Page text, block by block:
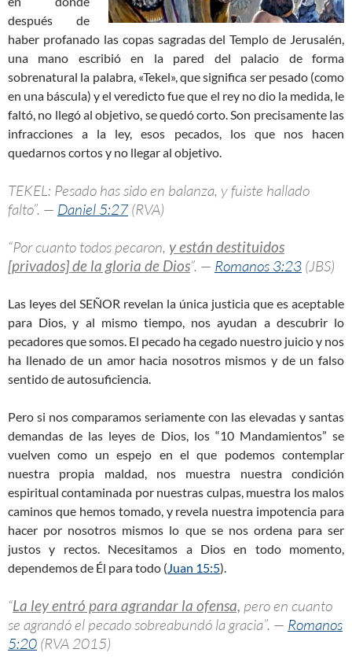
después de
haber profanado las copas sagradas del Templo de Jerusalén,
una mano escribió en la pared del palacio de forma
sobrenatural la palabra, «Tekel», que significa ser pesado (como
en una báscula) y el veredicto fue que el rey no dio la medida, le
faltó, no llegó al objetivo, se quedó corto. Son precisamente las
infracciones a la ley, esos pecados, los que nos hacen
quedarnos cortos y no llegar al objetivo.
TEKEL: Pesado has sido en balanza, y fuiste hallado
falto”. — Daniel 5:27(RVA)
“Por cuanto todos pecaron, y están destituidos
[privados] de la gloria de Dios”. — Romanos 3:23 (JBS)
Las leyes del SEÑOR revelan la única justicia que es aceptable
para Dios, y al mismo tiempo, nos ayudan a descubrir lo
pecadores que somos. El pecado ha cegado nuestro juicio y nos
ha llenado de un amor hacia nosotros mismos y de un falso
sentido de autosuficiencia.
Pero si nos comparamos seriamente con las elevadas y santas
demandas de las leyes de Dios, los “10 Mandamientos” se
vuelven como un espejo en el que podemos contemplar
nuestra propia maldad, nos muestra nuestra condición
espiritual contaminada por nuestras culpas, muestra los malos
caminos que hemos tomado, y revela nuestra impotencia para
hacer por nosotros mismos lo que se nos ordena para ser
justos y rectos. Necesitamos a Dios en todo momento,
dependemos de Él para todo (Juan 15:5).
“La ley entró para agrandar la ofensa, pero en cuanto
se agrandó el pecado sobreabundó la gracia”. — Romanos
5:20 (RVA 2015)